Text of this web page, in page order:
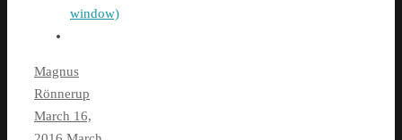
window)
Magnus
Rönnerup
March 16,